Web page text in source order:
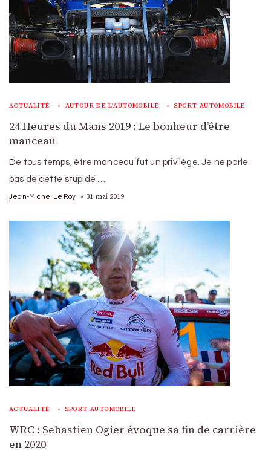
ACTUALITÉ AUTOUR DE L'AUTOMOBILE SPORT AUTOMOBILE
24 Heures du Mans 2019 : Le bonheur d’être
manceau
De tous temps, être manceau fut un privilège. Je ne parle
pas de cette stupide …
Jean-Michel Le Roy 31 mai 2019
ACTUALITÉ SPORT AUTOMOBILE
WRC : Sebastien Ogier évoque sa fin de carrière
en 2020